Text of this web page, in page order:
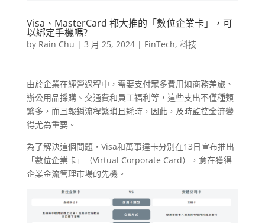
Visa、MasterCard 都大推的「數位企業卡」，可
以綁定手機嗎?
by Rain Chu | 3 月 25, 2024| FinTech, 科技
由於企業在經營過程中，需要支付眾多費用如商務差旅、
辦公用品採購、交通費和員工福利等，這些支出不僅種類
繁多，而且報銷流程繁瑣且耗時，因此，及時監控金流變
得尤為重要。
為了解決這個問題，Visa和萬事達卡分別在13日宣布推出
「數位企業卡」（Virtual Corporate Card），意在獲得
企業金流管理市場的先機。